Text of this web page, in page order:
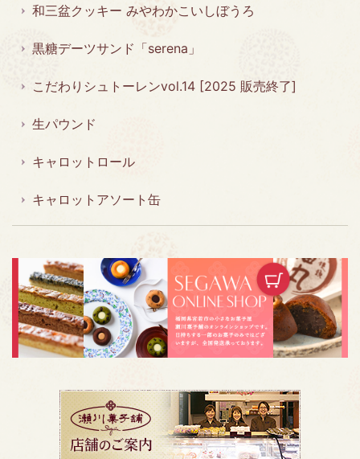
和三盆クッキー みやわかこいしぼうろ
黒糖デーツサンド「serena」
こだわりシュトーレンvol.14 [2025 販売終了]
生パウンド
キャロットロール
キャロットアソート缶